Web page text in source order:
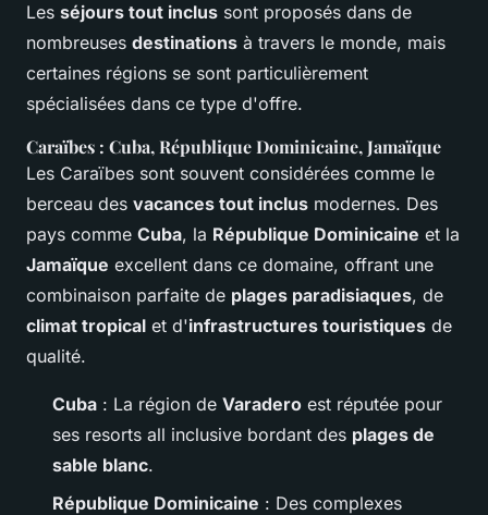
Les séjours tout inclus sont proposés dans de
nombreuses destinations à travers le monde, mais
certaines régions se sont particulièrement
spécialisées dans ce type d'offre.
Caraïbes : Cuba, République Dominicaine, Jamaïque
Les Caraïbes sont souvent considérées comme le
berceau des vacances tout inclus modernes. Des
pays comme Cuba, la République Dominicaine et la
Jamaïque excellent dans ce domaine, offrant une
combinaison parfaite de plages paradisiaques, de
climat tropical et d'infrastructures touristiques de
qualité.
Cuba : La région de Varadero est réputée pour
ses resorts all inclusive bordant des plages de
sable blanc.
République Dominicaine : Des complexes